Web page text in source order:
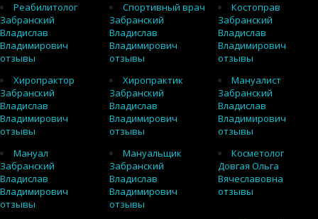
Реабилитолог
Забранский
Владислав
Владимирович
отзывы
Спортивный врач
Забранский
Владислав
Владимирович
отзывы
Костоправ
Забранский
Владислав
Владимирович
отзывы
Хиропрактор
Забранский
Владислав
Владимирович
отзывы
Хиропрактик
Забранский
Владислав
Владимирович
отзывы
Мануалист
Забранский
Владислав
Владимирович
отзывы
Мануал
Забранский
Владислав
Владимирович
отзывы
Мануальщик
Забранский
Владислав
Владимирович
отзывы
Косметолог
Довгая Ольга
Вячеславовна
отзывы